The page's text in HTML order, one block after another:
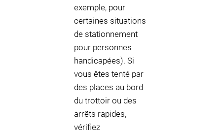
exemple, pour
certaines situations
de stationnement
pour personnes
handicapées). Si
vous êtes tenté par
des places au bord
du trottoir ou des
arrêts rapides,
vérifiez